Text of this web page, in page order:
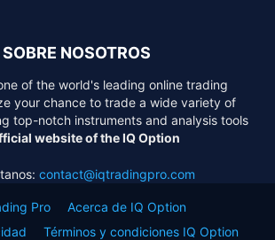
SOBRE NOSOTROS
of the world's leading online trading
your chance to trade a wide variety of
top-notch instruments and analysis tools
website of the IQ Option
contact@iqtradingpro.com
Pro
Acerca de IQ Option
Términos y condiciones IQ Option